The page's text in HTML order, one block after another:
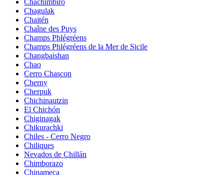
Chagulak
Chaitén
Chaîne des Puys
Champs Phlégréens
Champs Phlégréens de la Mer de Sicile
Changbaishan
Chao
Cerro Chascon
Cherny
Cherpuk
Chichinautzin
El Chichón
Chiginagak
Chikurachki
Chiles - Cerro Negro
Chiliques
Nevados de Chillán
Chimborazo
Chinameca